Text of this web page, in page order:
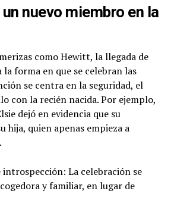
nuevo miembro en la
como Hewitt, la llegada de
forma en que se celebran las
se centra en la seguridad, el
con la recién nacida. Por ejemplo,
dejó en evidencia que su
hija, quien apenas empieza a
La celebración se
y familiar, en lugar de